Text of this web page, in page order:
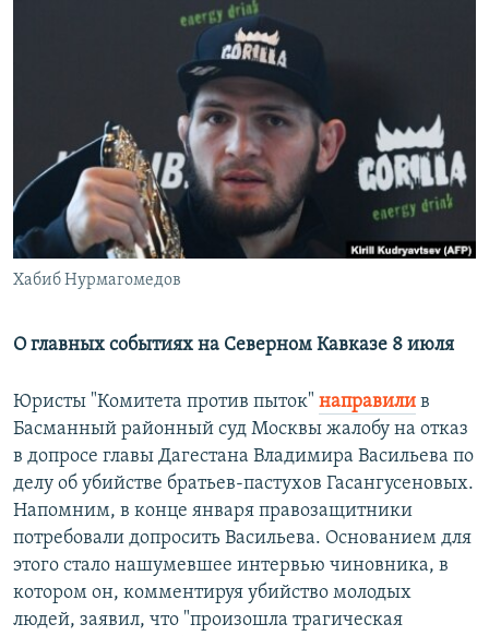
СИБИРЬ.РЕАЛИИ
РАСПИСАНИЕ ВЕЩАНИЯ
ПОДПИШИТЕСЬ НА РАССЫЛКУ
СОЦИАЛЬНЫЕ СЕТИ
Все сайты РСЕ/РС
Хабиб Нурмагомедов
О главных событиях на Северном Кавказе 8 июля
Юристы "Комитета против пыток" направили в
Басманный районный суд Москвы жалобу на отказ
в допросе главы Дагестана Владимира Васильева по
делу об убийстве братьев-пастухов Гасангусеновых.
Напомним, в конце января правозащитники
потребовали допросить Васильева. Основанием для
этого стало нашумевшее интервью чиновника, в
котором он, комментируя убийство молодых
людей, заявил, что "произошла трагическая